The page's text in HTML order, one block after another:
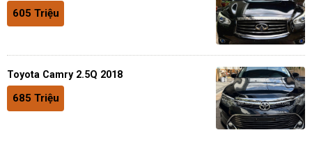
605 Triệu
Toyota Camry 2.5Q 2018
685 Triệu